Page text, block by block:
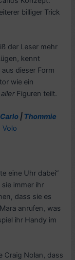
billiger Trick
der Leser mehr
kennt
dieser Form
wie ein
allerFiguren teilt.
| Thommie
Volo
eine Uhr dabei“
immer ihr
dass sie es
anrufen, was
ihr Handy im
Craig Nolan, dass